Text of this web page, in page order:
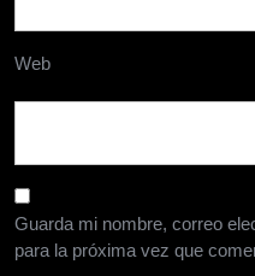
Web
Guarda mi nombre, correo
para la próxima vez que